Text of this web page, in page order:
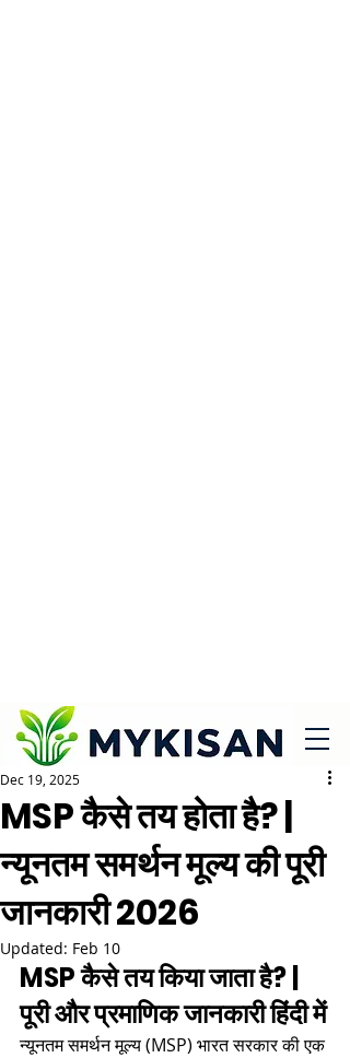
MSP कैसे तय होता है? |
न्यूनतम समर्थन मूल्य की पूरी
जानकारी 2026
Dec 19, 2025
Updated: Feb 10
MSP कैसे तय किया जाता है? |
पूरी और प्रमाणिक जानकारी हिंदी में
न्यूनतम समर्थन मूल्य (MSP) भारत सरकार की एक